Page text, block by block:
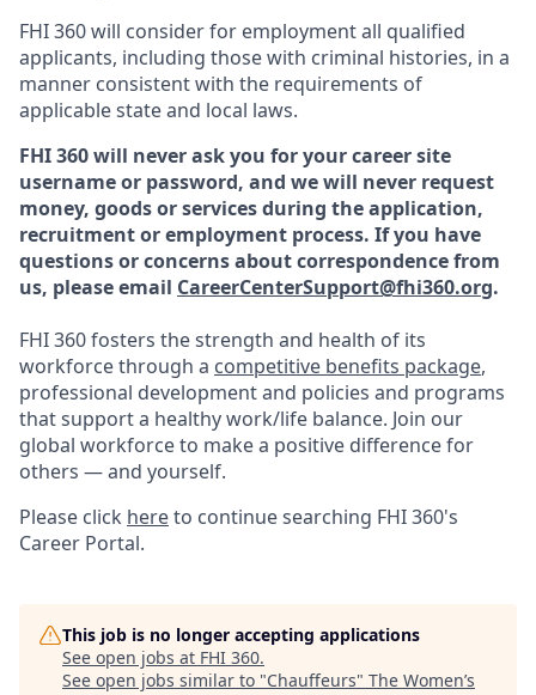
FHI 360 will consider for employment all qualified
applicants, including those with criminal histories, in a
manner consistent with the requirements of
applicable state and local laws.
FHI 360 will never ask you for your career site
username or password, and we will never request
money, goods or services during the application,
recruitment or employment process. If you have
questions or concerns about correspondence from
us, please email CareerCenterSupport@fhi360.org.
FHI 360 fosters the strength and health of its
workforce through a competitive benefits package,
professional development and policies and programs
that support a healthy work/life balance. Join our
global workforce to make a positive difference for
others — and yourself.
Please click hereto continue searching FHI 360's
Career Portal.
This job is no longer accepting applications
See open jobs at FHI 360.
See open jobs similar to "Chauffeurs" The Women’s